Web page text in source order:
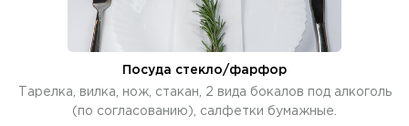
Посуда стекло/фарфор
Тарелка, вилка, нож, стакан, 2 вида бокалов под алкоголь
(по согласованию), салфетки бумажные.